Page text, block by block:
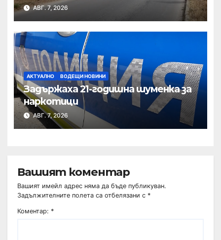
АВГ. 7, 2026
АКТУАЛНО ВОДЕЩИ НОВИНИ
Задържаха 21-годишна шуменка за
наркотици
АВГ. 7, 2026
Вашият коментар
Вашият имейл адрес няма да бъде публикуван.
Задължителните полета са отбелязани с *
Коментар: *